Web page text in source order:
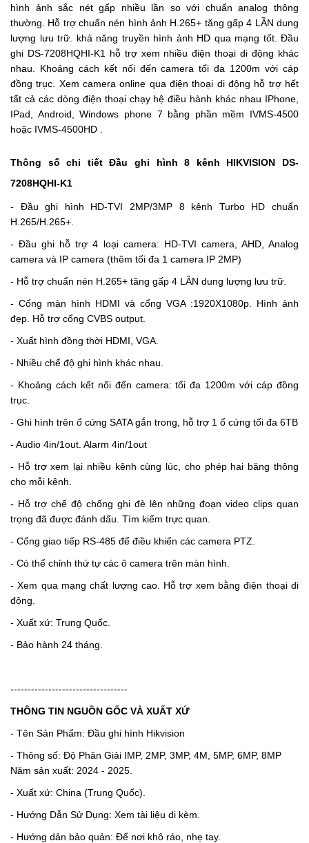
hình ảnh sắc nét gấp nhiều lần so với chuẩn analog thông
thường. Hỗ trợ chuẩn nén hình ảnh H.265+ tăng gấp 4 LẦN dung
lượng lưu trữ. khả năng truyền hình ảnh HD qua mạng tốt. Đầu
ghi DS-7208HQHI-K1 hỗ trợ xem nhiều điện thoại di động khác
nhau. Khoảng cách kết nối đến camera tối đa 1200m với cáp
đồng trục. Xem camera online qua điện thoại di động hỗ trợ hết
tất cả các dòng điện thoại chạy hệ điều hành khác nhau IPhone,
IPad, Android, Windows phone 7 bằng phần mềm IVMS-4500
hoặc IVMS-4500HD .
Thông số chi tiết Đầu ghi hình 8 kênh HIKVISION DS-
7208HQHI-K1
- Đầu ghi hình HD-TVI 2MP/3MP 8 kênh Turbo HD chuẩn
H.265/H.265+.
- Đầu ghi hỗ trợ 4 loại camera: HD-TVI camera, AHD, Analog
camera và IP camera (thêm tối đa 1 camera IP 2MP)
- Hỗ trợ chuẩn nén H.265+ tăng gấp 4 LẦN dung lượng lưu trữ.
- Cổng màn hình HDMI và cổng VGA :1920X1080p. Hình ảnh
đẹp. Hỗ trợ cổng CVBS output.
- Xuất hình đồng thời HDMI, VGA.
- Nhiều chế độ ghi hình khác nhau.
- Khoảng cách kết nối đến camera: tối đa 1200m với cáp đồng
trục.
- Ghi hình trên ổ cứng SATA gắn trong, hỗ trợ 1 ổ cứng tối đa 6TB
- Audio 4in/1out. Alarm 4in/1out
- Hỗ trợ xem lại nhiều kênh cùng lúc, cho phép hai băng thông
cho mỗi kênh.
- Hỗ trợ chế độ chống ghi đè lên những đoạn video clips quan
trọng đã được đánh dấu. Tìm kiếm trực quan.
- Cổng giao tiếp RS-485 để điều khiển các camera PTZ.
- Có thể chỉnh thứ tự các ô camera trên màn hình.
- Xem qua mạng chất lượng cao. Hỗ trợ xem bằng điện thoại di
động.
- Xuất xứ: Trung Quốc.
- Bảo hành 24 tháng.
----------------------------------
THÔNG TIN NGUỒN GỐC VÀ XUẤT XỨ
- Tên Sản Phẩm: Đầu ghi hình Hikvision
- Thông số: Độ Phân Giải IMP, 2MP, 3MP, 4M, 5MP, 6MP, 8MP
Năm sản xuất: 2024 - 2025.
- Xuất xứ: China (Trung Quốc).
- Hướng Dẫn Sử Dụng: Xem tài liệu di kèm.
- Hướng dản bảo quản: Để nơi khô ráo, nhẹ tay.